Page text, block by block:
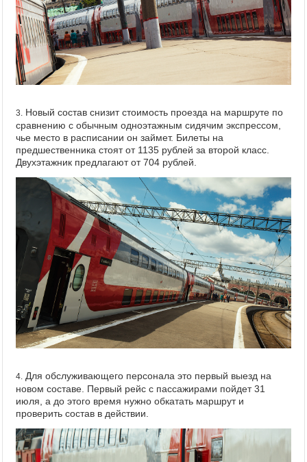
3.
Новый состав снизит стоимость проезда на маршруте по
сравнению с обычным одноэтажным сидячим экспрессом,
чье место в расписании он займет. Билеты на
предшественника стоят от 1135 рублей за второй класс.
Двухэтажник предлагают от 704 рублей.
4. Для обслуживающего персонала это первый выезд на
новом составе. Первый рейс с пассажирами пойдет 31
июля, а до этого время нужно обкатать маршрут и
проверить состав в действии.